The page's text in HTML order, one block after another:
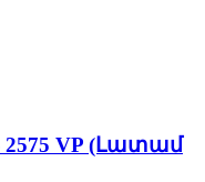
VP (Լատամ